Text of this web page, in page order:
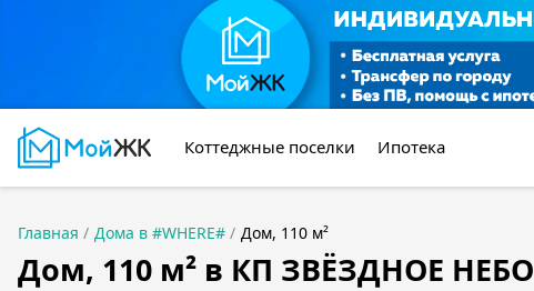
Коттеджные поселки Ипотека
Главная Дома в #WHERE# Дом, 110 м²
Дом, 110 м² в КП ЗВЁЗДНОЕ НЕБО